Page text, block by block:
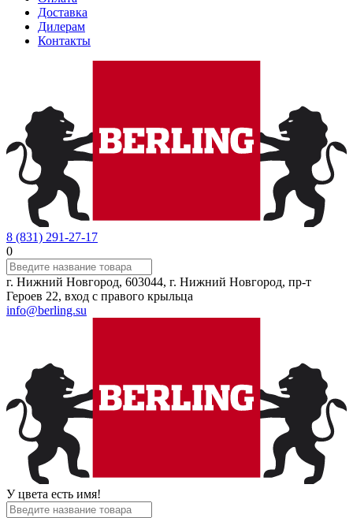
Доставка
Дилерам
Контакты
8 (831) 291-27-17
0
г. Нижний Новгород, 603044, г. Нижний Новгород, пр-т
Героев 22, вход с правого крыльца
info@berling.su
У цвета есть имя!